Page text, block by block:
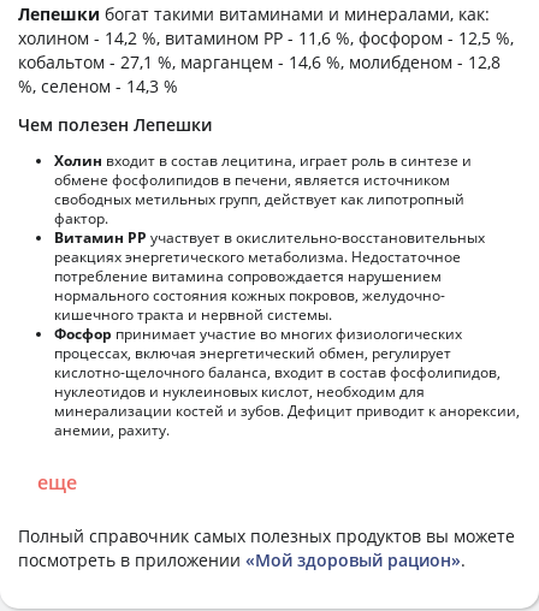
Лепешки богат такими витаминами и минералами, как:
холином - 14,2 %, витамином PP - 11,6 %, фосфором - 12,5 %,
кобальтом - 27,1 %, марганцем - 14,6 %, молибденом - 12,8
%, селеном - 14,3 %
Чем полезен Лепешки
Холин входит в состав лецитина, играет роль в синтезе и
обмене фосфолипидов в печени, является источником
свободных метильных групп, действует как липотропный
фактор.
Витамин РР участвует в окислительно-восстановительных
реакциях энергетического метаболизма. Недостаточное
потребление витамина сопровождается нарушением
нормального состояния кожных покровов, желудочно-
кишечного тракта и нервной системы.
Фосфор принимает участие во многих физиологических
процессах, включая энергетический обмен, регулирует
кислотно-щелочного баланса, входит в состав фосфолипидов,
нуклеотидов и нуклеиновых кислот, необходим для
минерализации костей и зубов. Дефицит приводит к анорексии,
анемии, рахиту.
еще
Полный справочник самых полезных продуктов вы можете
посмотреть в приложении «Мой здоровый рацион».